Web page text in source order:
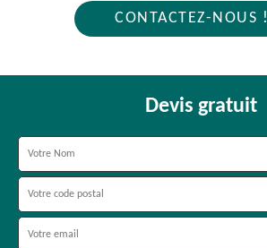
CONTACTEZ-NOUS !
Devis gratuit